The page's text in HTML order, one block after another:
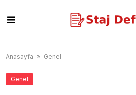
content
Anasayfa » Genel
Genel